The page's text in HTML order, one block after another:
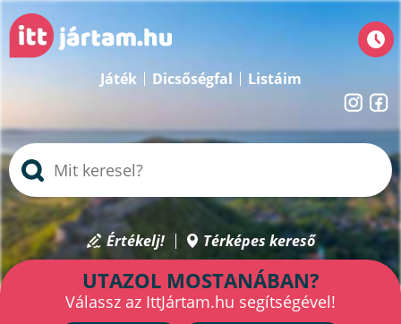
Játék Dicsőségfal Listáim
Értékelj! Térképes kereső
UTAZOL MOSTANÁBAN?
Válassz az IttJártam.hu segítségével!